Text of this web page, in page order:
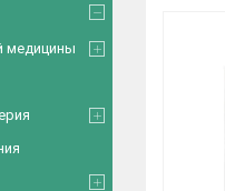
медицины